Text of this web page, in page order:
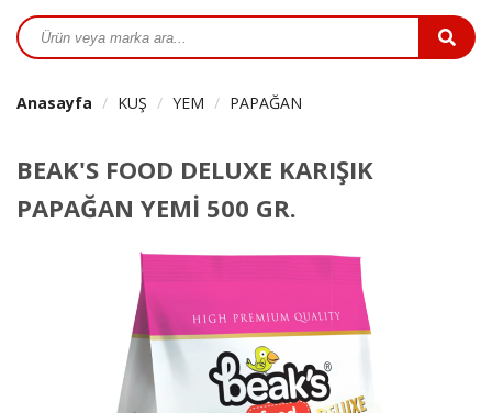
Anasayfa KUŞ YEM PAPAĞAN
BEAK'S FOOD DELUXE KARIŞIK
PAPAĞAN YEMİ 500 GR.